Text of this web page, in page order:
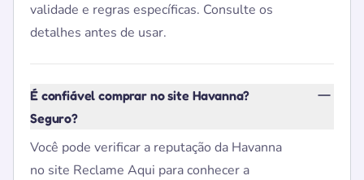
validade e regras específicas. Consulte os
detalhes antes de usar.
É confiável comprar no site Havanna?
Seguro?
Você pode verificar a reputação da Havanna
no site Reclame Aqui para conhecer a